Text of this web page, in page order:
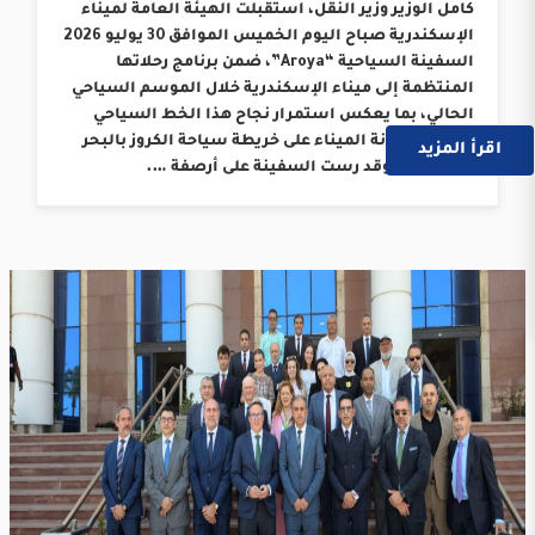
كامل الوزير وزير النقل، استقبلت الهيئة العامة لميناء
الإسكندرية صباح اليوم الخميس الموافق 30 يوليو 2026
السفينة السياحية “Aroya”، ضمن برنامج رحلاتها
المنتظمة إلى ميناء الإسكندرية خلال الموسم السياحي
الحالي، بما يعكس استمرار نجاح هذا الخط السياحي
وترسيخ مكانة الميناء على خريطة سياحة الكروز بالبحر
المتوسط. وقد رست السفينة على أرصفة ….
اقرأ المزيد